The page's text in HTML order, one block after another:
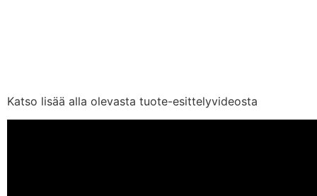
Katso lisää alla olevasta tuote-esittelyvideosta